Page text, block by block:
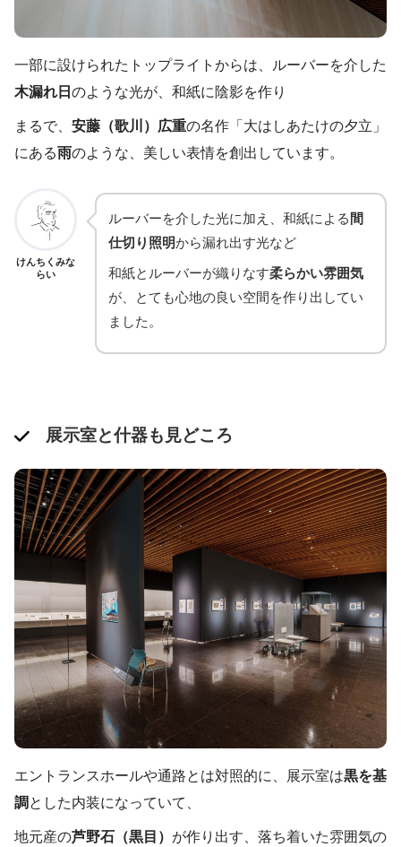
一部に設けられたトップライトからは、ルーバーを介した
木漏れ日 のような光が、和紙に陰影を作り
まるで、 安藤（歌川）広重の名作「大はしあたけの夕立」
にある雨のような、美しい表情を創出しています。
けんちくみな
らい
ルーバーを介した光に加え、和紙による 間
仕切り照明から漏れ出す光など
和紙とルーバーが織りなす柔らかい雰囲気
が、とても心地の良い空間を作り出してい
ました。
展示室と什器も見どころ
エントランスホールや通路とは対照的に、展示室は黒を基
調 とした内装になっていて、
地元産の芦野石（黒目） が作り出す、落ち着いた雰囲気の